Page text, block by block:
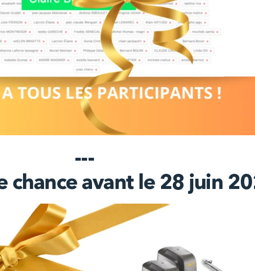
---
chance avant le 28 juin